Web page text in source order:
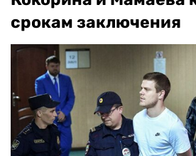
срокам заключения